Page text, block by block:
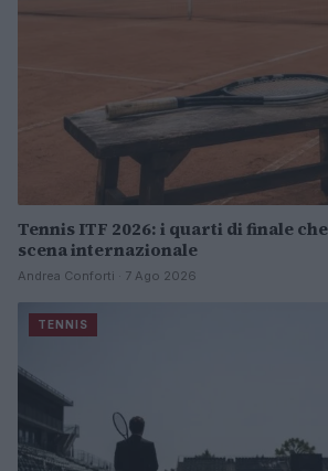
Tennis ITF 2026: i quarti di finale
scena internazionale
Andrea Conforti · 7 Ago 2026
TENNIS